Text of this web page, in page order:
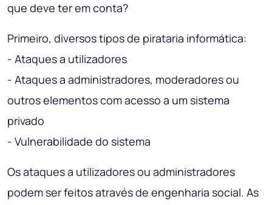
que deve ter em conta?
Primeiro, diversos tipos de pirataria informática:
- Ataques a utilizadores
- Ataques a administradores, moderadores ou
outros elementos com acesso a um sistema
privado
- Vulnerabilidade do sistema
Os ataques a utilizadores ou administradores
podem ser feitos através de engenharia social. As